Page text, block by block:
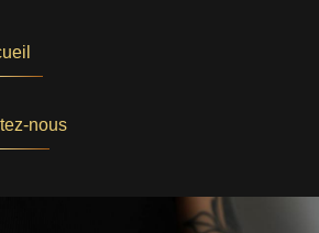
nous